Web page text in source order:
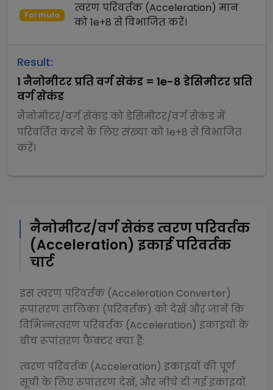
Formula
त्वरण परिवर्तक (Acceleration) मान
को1e+8 सेविभाजितकरें।
Result:
1 नैनोमीटर प्रति वर्ग सेकंड = 1e-8 डेसिमीटर प्रति
वर्ग सेकंड
नैनोमीटर/वर्ग सेकंडकोडेसिमीटर/वर्ग सेकंडमें
परिवर्तित करने के लिए संख्या को1e+8 सेविभाजित
करें।
नैनोमीटर/वर्ग सेकंडत्वरण परिवर्तक
(Acceleration) इकाई परिवर्तक
चार्ट
इसत्वरण परिवर्तक (Acceleration Converter)
रूपांतरण तालिका (परिवर्तक) को देखें और जानें कि
विभिन्नत्वरण परिवर्तक (Acceleration) इकाइयों के
बीच रूपांतरण फैक्टर क्या हैं:
त्वरण परिवर्तक (Acceleration) इकाइयों की पूर्ण
सूची के लिए रूपांतरण देखें, और नीचे दी गई इकाइयों